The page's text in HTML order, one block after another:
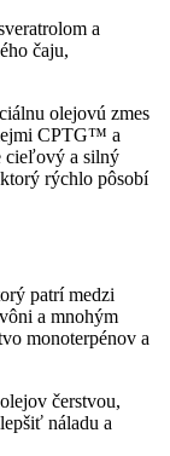
a
čaju,
olejovú zmes
CPTG™ a
cieľový a silný
rýchlo pôsobí
patrí medzi
a mnohým
monoterpénov a
čerstvou,
náladu a